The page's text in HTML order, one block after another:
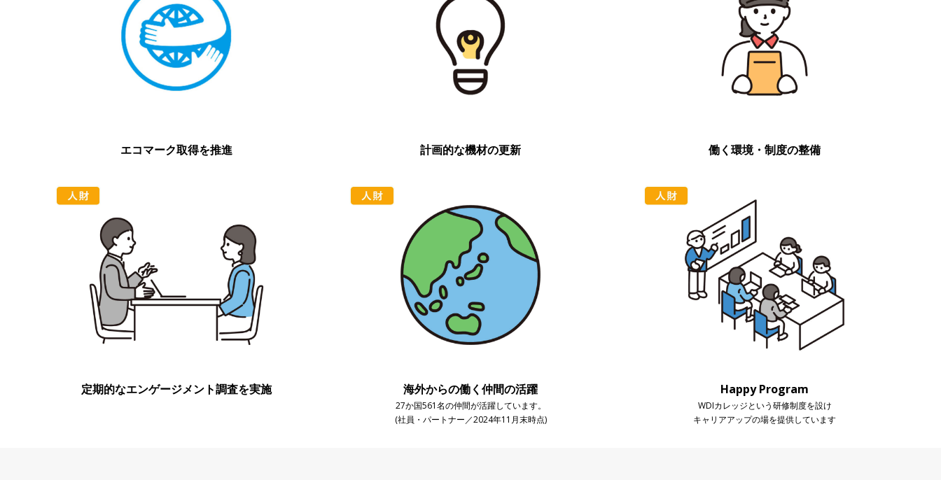
エコマーク取得を推進 計画的な機材の更新 働く環境・制度の整備
定期的なエンゲージメント調査を実施 海外からの働く仲間の活躍
27か国561名の仲間が活躍しています。
(社員・パートナー／2024年11月末時点)
Happy Program
WDIカレッジという研修制度を設け
キャリアアップの場を提供しています